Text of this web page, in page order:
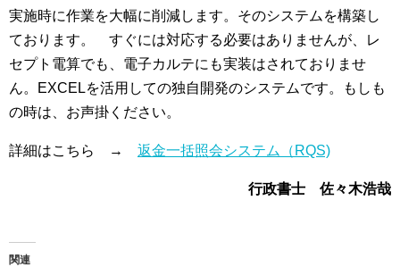
実施時に作業を大幅に削減します。そのシステムを構築し
ております。 すぐには対応する必要はありませんが、レ
セプト電算でも、電子カルテにも実装はされておりませ
ん。EXCELを活用しての独自開発のシステムです。もしも
の時は、お声掛ください。
詳細はこちら → 返金一括照会システム（RQS)
行政書士 佐々木浩哉
関連